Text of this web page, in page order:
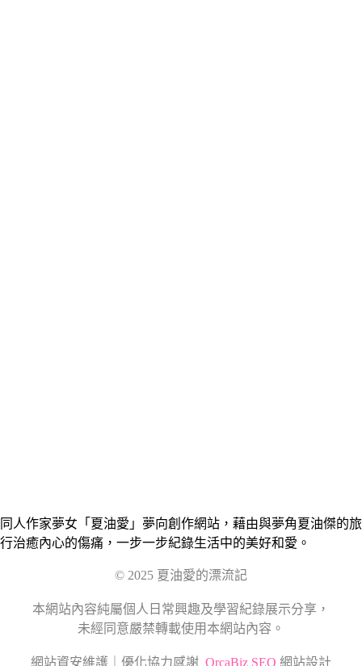
同人作家夢女「夏油愛」夢向創作網站，藉由與夢角夏油傑的旅
行治癒內心的傷痛，一步一步紀錄生活中的美好和愛。
© 2025 夏油愛的漂流記
本網站內容純屬個人日常興趣及學習紀錄展示分享，
未經同意嚴禁轉載使用本網站內容。
網站資安維護｜優化協力感謝 OrcaBiz SEO 網站設計